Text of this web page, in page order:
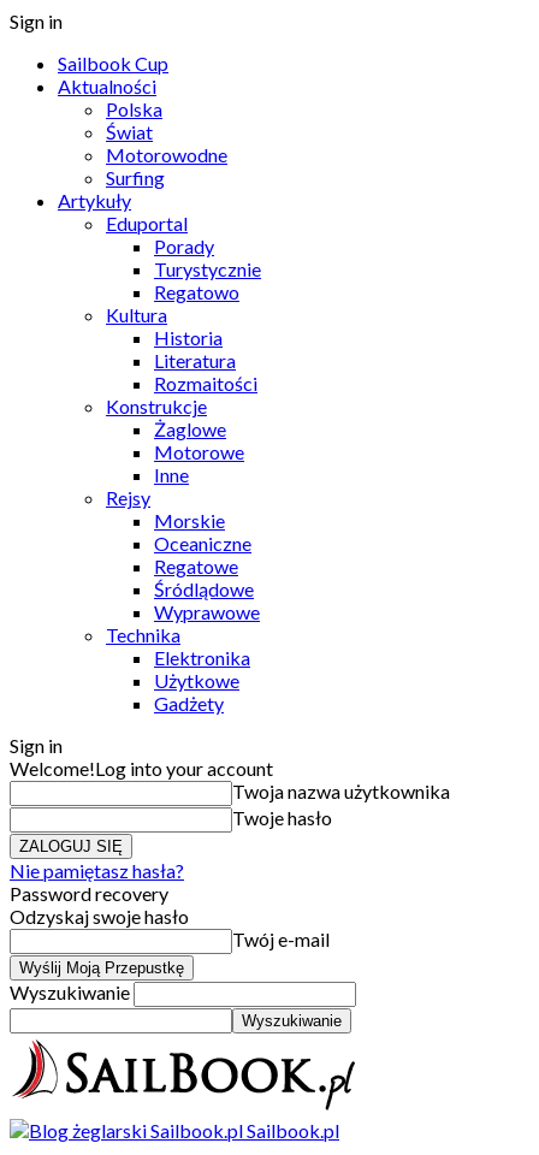
Sign in
Sailbook Cup
Aktualności
Polska
Świat
Motorowodne
Surfing
Artykuły
Eduportal
Porady
Turystycznie
Regatowo
Kultura
Historia
Literatura
Rozmaitości
Konstrukcje
Żaglowe
Motorowe
Inne
Rejsy
Morskie
Oceaniczne
Regatowe
Śródlądowe
Wyprawowe
Technika
Elektronika
Użytkowe
Gadżety
Sign in
Welcome!Log into your account
Twoja nazwa użytkownika
Twoje hasło
Nie pamiętasz hasła?
Password recovery
Odzyskaj swoje hasło
Twój e-mail
Wyszukiwanie
Sailbook.pl